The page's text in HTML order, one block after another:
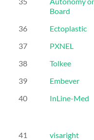
Board
36 Ectoplastic
37
PXNEL
38
Tolkee
39
Embever
40
InLine-Med
41 visaright